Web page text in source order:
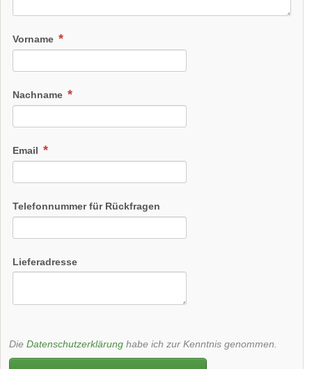
Vorname
Nachname
Email
Telefonnummer für Rückfragen
Lieferadresse
Die Datenschutzerklärung habe ich zur Kenntnis genommen.